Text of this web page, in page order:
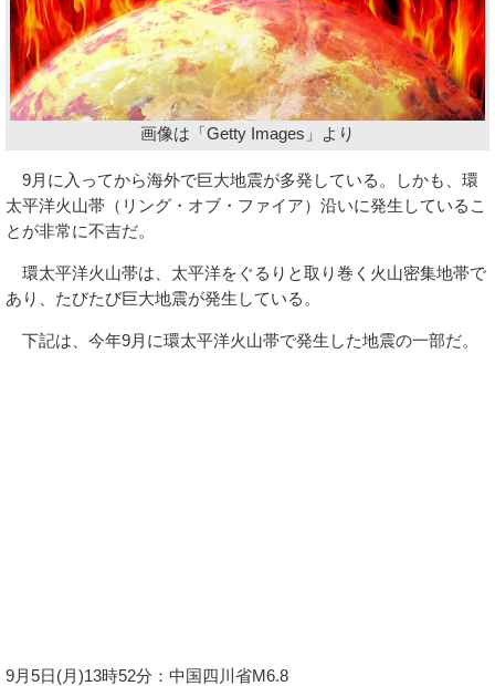
画像は「Getty Images」より
9月に入ってから海外で巨大地震が多発している。しかも、環
太平洋火山帯（リング・オブ・ファイア）沿いに発生しているこ
とが非常に不吉だ。
環太平洋火山帯は、太平洋をぐるりと取り巻く火山密集地帯で
あり、たびたび巨大地震が発生している。
下記は、今年9月に環太平洋火山帯で発生した地震の一部だ。
9月5日(月)13時52分：中国四川省M6.8